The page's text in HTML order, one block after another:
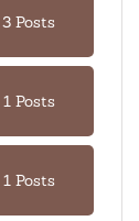
3 Posts
1 Posts
1 Posts